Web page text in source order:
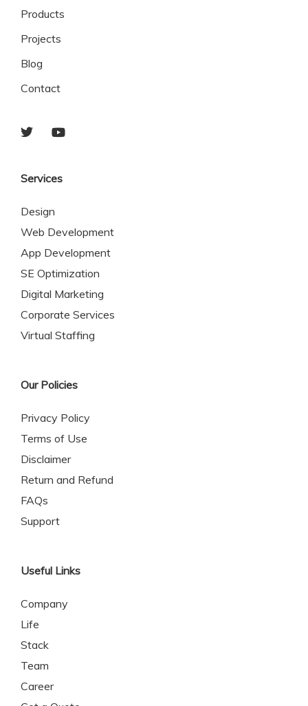
Products
Projects
Blog
Contact
Services
Design
Web Development
App Development
SE Optimization
Digital Marketing
Corporate Services
Virtual Staffing
Our Policies
Privacy Policy
Terms of Use
Disclaimer
Return and Refund
FAQs
Support
Useful Links
Company
Life
Stack
Team
Career